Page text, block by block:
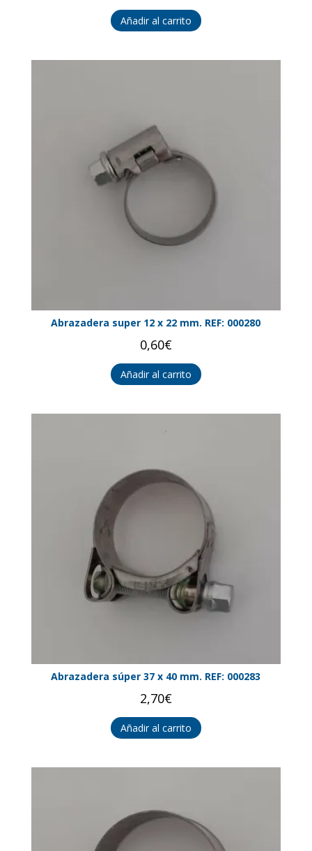
Añadir al carrito
Abrazadera super 12 x 22 mm. REF: 000280
0,60€
Añadir al carrito
Abrazadera súper 37 x 40 mm. REF: 000283
2,70€
Añadir al carrito